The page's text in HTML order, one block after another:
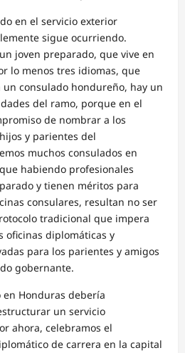
en el servicio exterior
sigue ocurriendo.
joven preparado, que vive en
lo menos tres idiomas, que
consulado hondureño, hay un
del ramo, porque en el
de nombrar a los
y parientes del
muchos consulados en
habiendo profesionales
y tienen méritos para
consulares, resultan no ser
tradicional que impera
oficinas diplomáticas y
para los parientes y amigos
gobernante.
Honduras debería
un servicio
ahora, celebramos el
de carrera en la capital